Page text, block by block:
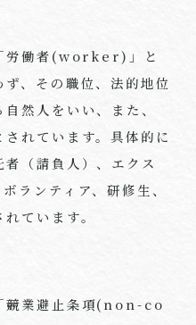
労働者(worker)」と
、その職位、法的地位
然人をいい、また、
れています。具体的に
（請負人）、エクス
ランティア、研修生、
ています。
競業避止条項(non-co